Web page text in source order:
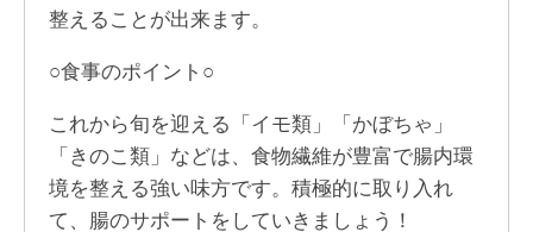
整えることが出来ます。
○食事のポイント○
これから旬を迎える「イモ類」「かぼちゃ」
「きのこ類」などは、食物繊維が豊富で腸内環
境を整える強い味方です。積極的に取り入れ
て、腸のサポートをしていきましょう！